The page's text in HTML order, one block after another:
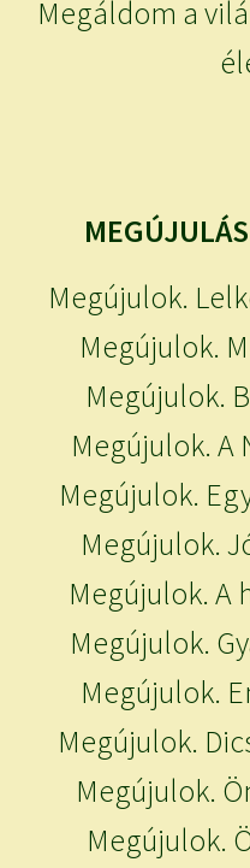
Megáldom a
Megújulok.
Megújulok.
Megújulok.
Megújulok. A
Megújulok.
Megújulok.
Megújulok. A
Megújulok.
Megújulok.
Megújulok.
Megújulok.
Megújulok.